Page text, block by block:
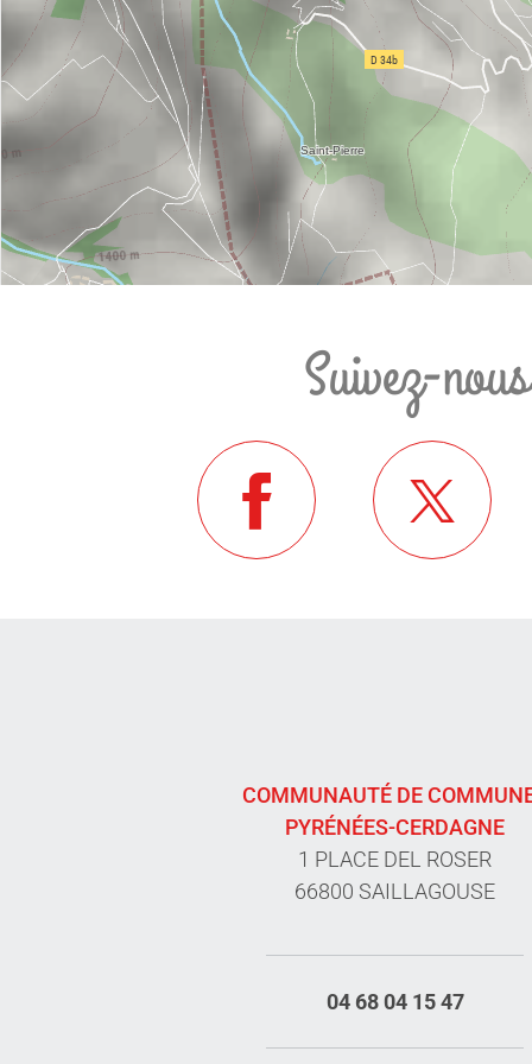
Suivez-
COMMUNAUTÉ DE
PYRÉNÉES-CERDAGNE
1 PLACE DEL ROSER
66800 SAILLAGOUSE
04 68 04 15 47